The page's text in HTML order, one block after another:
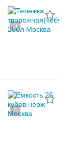
3
4